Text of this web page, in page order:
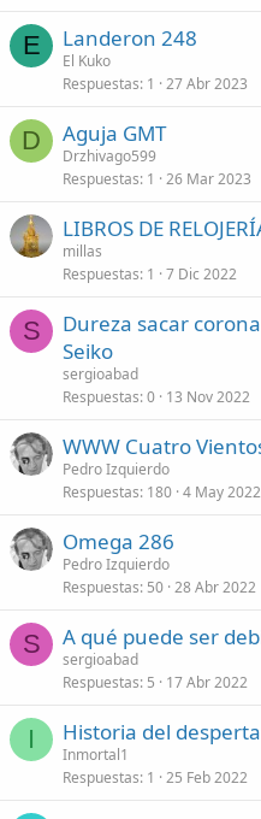
E Landeron 248
El Kuko
Respuestas 1 27 Abr 2023
D Aguja GMT
Drzhivago599
Respuestas 1 26 Mar 2023
LIBROS DE
millas
Respuestas 1 7 Dic 2022
S
Dureza sacar
Seiko
sergioabad
Respuestas 0 13 Nov 2022
WWW Cuatro
Pedro Izquierdo
Respuestas 180 4 May 2022
Omega 286
Pedro Izquierdo
Respuestas 50 28 Abr 2022
S A qué puede ser
sergioabad
Respuestas 5 17 Abr 2022
I Historia del
Inmortal1
Respuestas 1 25 Feb 2022